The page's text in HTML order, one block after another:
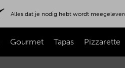
Alles dat je nodig hebt wordt
Gourmet Tapas Pizzarette